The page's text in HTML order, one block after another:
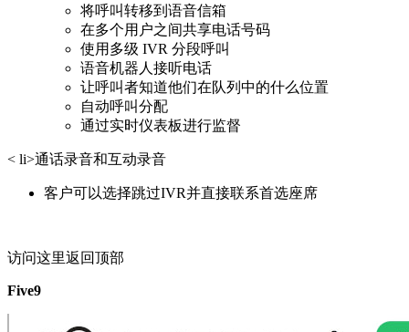
将呼叫转移到语音信箱
在多个用户之间共享电话号码
使用多级 IVR 分段呼叫
语音机器人接听电话
让呼叫者知道他们在队列中的什么位置
自动呼叫分配
通过实时仪表板进行监督
< li>通话录音和互动录音
客户可以选择跳过IVR并直接联系首选座席
访问这里返回顶部
Five9